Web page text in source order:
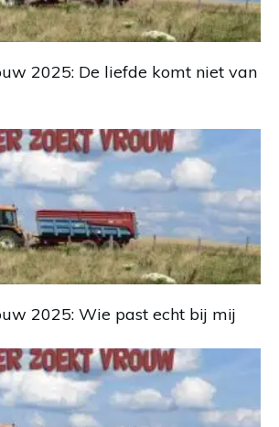
2025: De liefde komt niet van
2025: Wie past echt bij mij